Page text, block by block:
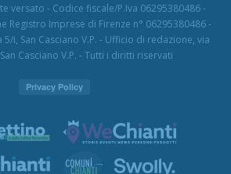
versato - Codice fiscale/P.Iva 06295380486 -
Registro Imprese di Firenze n° 06295380486 -
5/i, San Casciano V.P. - Ufficio di redazione, via
Casciano V.P. - Tutti i diritti riservati